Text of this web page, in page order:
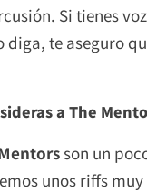
Si tienes
diga, te aseguro
a The
son un
unos riffs